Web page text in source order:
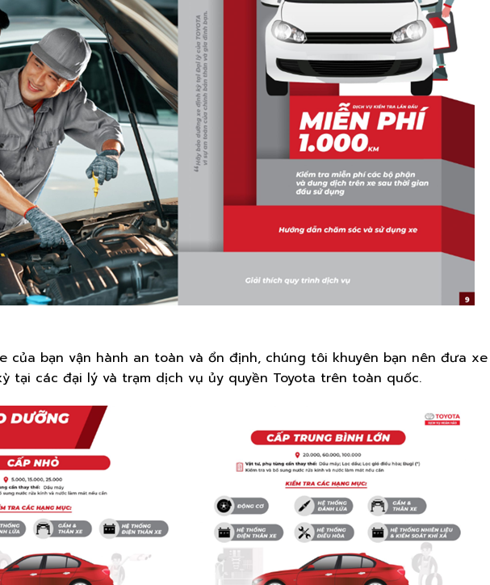
của bạn vận hành an toàn và ổn định, chúng tôi khuyên bạn nên đưa
tại các đại lý và trạm dịch vụ ủy quyền Toyota trên toàn quốc.